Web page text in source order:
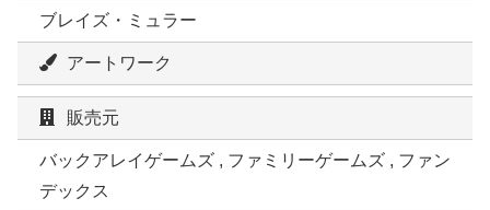
ブレイズ・ミュラー
アートワーク
販売元
バックアレイゲームズ , ファミリーゲームズ , ファン
デックス